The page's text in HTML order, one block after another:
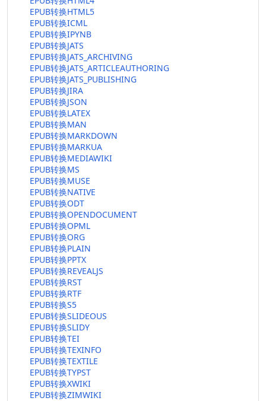
EPUB转换HTML5
EPUB转换ICML
EPUB转换IPYNB
EPUB转换JATS
EPUB转换JATS_ARCHIVING
EPUB转换JATS_ARTICLEAUTHORING
EPUB转换JATS_PUBLISHING
EPUB转换JIRA
EPUB转换JSON
EPUB转换LATEX
EPUB转换MAN
EPUB转换MARKDOWN
EPUB转换MARKUA
EPUB转换MEDIAWIKI
EPUB转换MS
EPUB转换MUSE
EPUB转换NATIVE
EPUB转换ODT
EPUB转换OPENDOCUMENT
EPUB转换OPML
EPUB转换ORG
EPUB转换PLAIN
EPUB转换PPTX
EPUB转换REVEALJS
EPUB转换RST
EPUB转换RTF
EPUB转换S5
EPUB转换SLIDEOUS
EPUB转换SLIDY
EPUB转换TEI
EPUB转换TEXINFO
EPUB转换TEXTILE
EPUB转换TYPST
EPUB转换XWIKI
EPUB转换ZIMWIKI